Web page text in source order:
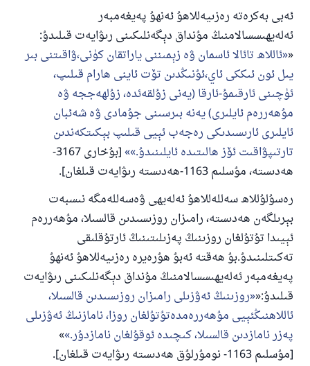
ئەبى بەكرەتە رەزىيەللاھۇ ئەنھۇ پەيغەمبەر
ئەلەيھىسسالامنىڭ مۇنداق دېگەنلىكىنى رىۋايەت قىلىدۇ:
« ئاللاھ تائالا ئاسمان ۋە زېمىننى ياراتقان كۈنى،ۋاقىتنى بىر
يىل ئون ئىككى ئاي،ئۇنىڭدىن تۆت ئاينى ھارام قىلىپ،
ئۈچىنى ئارقىمۇ-ئارقا (يەنى زۇلقەئدە، زۇلھەججە ۋە
مۇھەررەم ئايلىرى) يەنە بىرسىنى جۇمادى ۋە شەئبان
ئايلىرى ئارىسىدىكى رەجەب ئېيى قىلىپ بېكىتكەندىن
تارتىپۋاقىت ئۆز ھالىتىدە ئايلىنىدۇ.»
[بۇخارى 3167-
ھەدىستە، مۇسلىم 1163-ھەدىستە رىۋايەت قىلغان].
رەسۇلۇللاھ سەللەللاھۇ ئەلەيھى ۋەسەللەمگە نىسبەت
بېرىلگەن ھەدىستە، رامىزان روزىسىدىن قالسىلا، مۇھەررەم
ئېيىدا تۇتۇلغان روزىنىڭ پەزىلىتىنىڭ ئارتۇقلىقى
تەكىتلىنىدۇ.بۇ ھەقتە ئەبۇ ھۇرەيرە رەزىيەللاھۇ ئەنھۇ
پەيغەمبەر ئەلەيھىسسالامنىڭ مۇنداق دېگەنلىكىنى رىۋايەت
قىلىدۇ:« روزىنىڭ ئەۋزىلى رامىزان روزىسىدىن قالسىلا،
ئاللاھنىڭئېيى مۇھەررەمدەتۇتۇلغان روزا، نامازنىڭ ئەۋزىلى
پەزر نامازدىن قالسىلا، كىچىدە ئوقۇلغان نامازدۇر. »
[مۇسلىم 1163- نومۇرلۇق ھەدىستە رىۋايەت قىلغان].
110845 - نومۇرلۇق سوئالنىڭ جاۋابى
ئائىلىنى ساقلاپ قالدى
ئۇممەتكە جاۋاپ بېرىشىمىزگە ياردەم قىلىڭ
پەيغەمبەرئەلەيھىسسالام مۇنداق دېگەن:
ياخشىلىققا باشلارپ قويغان كىشى قىلغۇچىغا
ئوخشاش ساۋاپقا ئېرىشىدۇ
مۇسلىم رىۋايەت قىلغان (1893) ھەدىس
ئىئائە